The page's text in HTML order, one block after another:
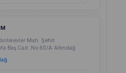
Mah. Şehit
Baş Cad. No:60/A Altındağ